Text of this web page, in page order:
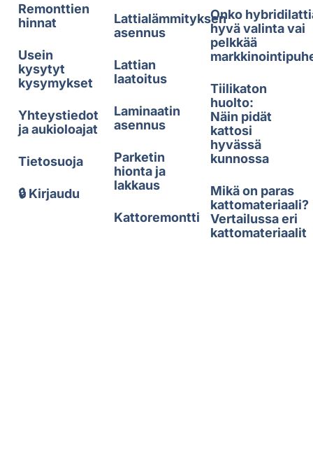
Remonttien
hinnat
Usein
kysytyt
kysymykset
Yhteystiedot
ja aukioloajat
Tietosuoja
🔒 Kirjaudu
Lattialämmityksen
asennus
Lattian
laatoitus
Laminaatin
asennus
Parketin
hionta ja
lakkaus
Kattoremontti
Onko
hyvä valinta vai
pelkkää
Tiilikaton
huolto:
Näin pidät
kattosi
hyvässä
kunnossa
Mikä on paras
kattomateriaali?
Vertailussa eri
kattomateriaalit